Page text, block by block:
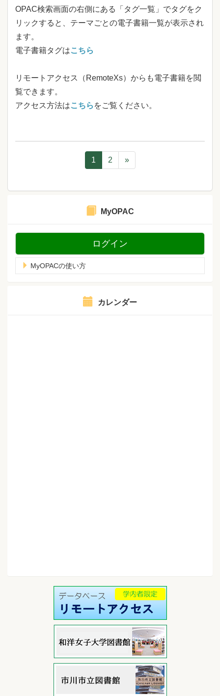
OPAC検索画面の右側にある「タグ一覧」でタグをク
リックすると、テーマごとの電子書籍一覧が表示され
ます。
電子書籍タグはこちら
リモートアクセス（RemoteXs）からも電子書籍を閲
覧できます。
アクセス方法はこちら をご覧ください。
1 2 »
MyOPAC
ログイン
MyOPACの使い方
カレンダー